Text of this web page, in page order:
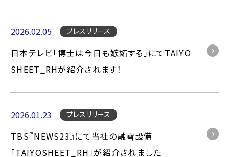
2026.02.05 プレスリリース
日本テレビ「博士は今日も嫉妬する」にてTAIYO
SHEET_RHが紹介されます！
2026.01.23 プレスリリース
TBS『NEWS23』にて当社の融雪設備
「TAIYOSHEET_RH」が紹介されました